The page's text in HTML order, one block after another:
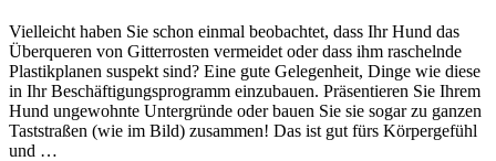
Vielleicht haben Sie schon einmal beobachtet, dass Ihr Hund das
Überqueren von Gitterrosten vermeidet oder dass ihm raschelnde
Plastikplanen suspekt sind? Eine gute Gelegenheit, Dinge wie diese
in Ihr Beschäftigungsprogramm einzubauen. Präsentieren Sie Ihrem
Hund ungewohnte Untergründe oder bauen Sie sie sogar zu ganzen
Taststraßen (wie im Bild) zusammen! Das ist gut fürs Körpergefühl
und …